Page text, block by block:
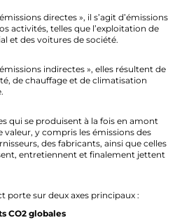
directes », il s’agit d’émissions
activités, telles que l’exploitation de
et des voitures de société.
indirectes », elles résultent de
de chauffage et de climatisation
qui se produisent à la fois en amont
valeur, y compris les émissions des
desfabricants, ainsi que celles
entretiennent et finalement jettent
porte sur deux axes principaux :
CO2 globales